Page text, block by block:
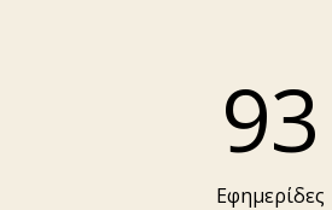
93
Εφημερίδες